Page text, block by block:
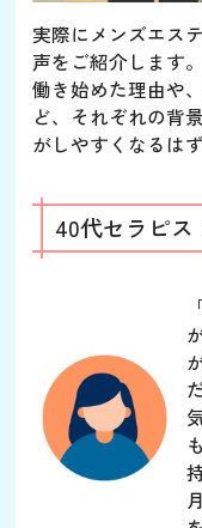
実際にメンズエス
声をご紹介します。
働き始めた理由や
ど、それぞれの背
がしやすくなるはず
40代セラピス